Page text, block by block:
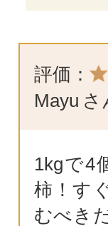
評価：
Mayu さ
1kgで4
柿！す
むべき